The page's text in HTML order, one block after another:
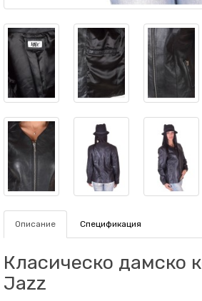
Описание Спецификация
Класическо дамско
Jazz